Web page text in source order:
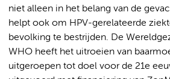
niet alleen in het belang van de
helpt ook om HPV-gerelateerde
bevolking te bestrijden. De
WHO heeft het uitroeien van
uitgeroepen tot doel voor de 21e